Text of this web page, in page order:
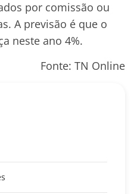
por comissão ou
A previsão é que o
neste ano 4%.
Fonte: TN Online